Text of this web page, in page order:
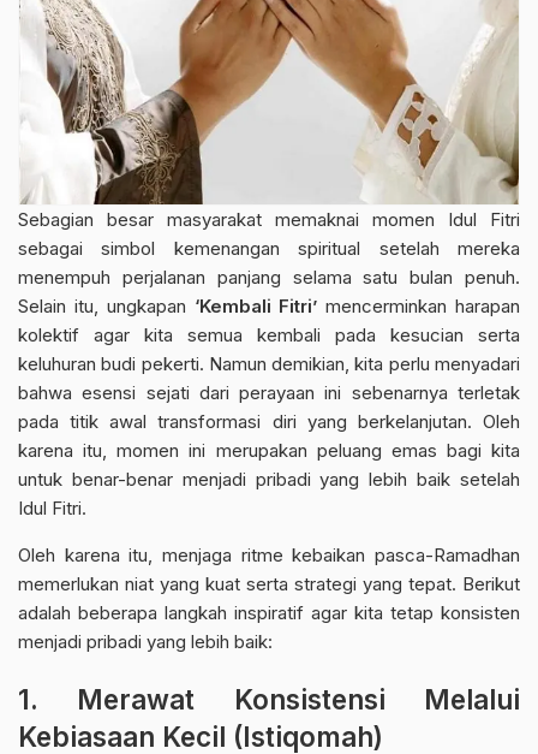
Sebagian besar masyarakat memaknai momen Idul Fitri
sebagai simbol kemenangan spiritual setelah mereka
menempuh perjalanan panjang selama satu bulan penuh.
Selain itu, ungkapan ‘Kembali Fitri’ mencerminkan harapan
kolektif agar kita semua kembali pada kesucian serta
keluhuran budi pekerti. Namun demikian, kita perlu menyadari
bahwa esensi sejati dari perayaan ini sebenarnya terletak
pada titik awal transformasi diri yang berkelanjutan. Oleh
karena itu, momen ini merupakan peluang emas bagi kita
untuk benar-benar menjadi pribadi yang lebih baik setelah
Idul Fitri.
Oleh karena itu, menjaga ritme kebaikan pasca-Ramadhan
memerlukan niat yang kuat serta strategi yang tepat. Berikut
adalah beberapa langkah inspiratif agar kita tetap konsisten
menjadi pribadi yang lebih baik:
1. Merawat Konsistensi Melalui
Kebiasaan Kecil (Istiqomah)